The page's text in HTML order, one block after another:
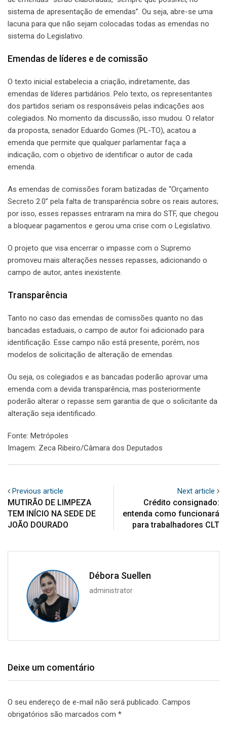
sistema de apresentação de emendas”. Ou seja, abre-se uma
lacuna para que não sejam colocadas todas as emendas no
sistema do Legislativo.
Emendas de líderes e de comissão
O texto inicial estabelecia a criação, indiretamente, das
emendas de líderes partidários. Pelo texto, os representantes
dos partidos seriam os responsáveis pelas indicações aos
colegiados. No momento da discussão, isso mudou. O relator
da proposta, senador Eduardo Gomes (PL-TO), acatou a
emenda que permite que qualquer parlamentar faça a
indicação, com o objetivo de identificar o autor de cada
emenda.
As emendas de comissões foram batizadas de “Orçamento
Secreto 2.0” pela falta de transparência sobre os reais autores;
por isso, esses repasses entraram na mira do STF, que chegou
a bloquear pagamentos e gerou uma crise com o Legislativo.
O projeto que visa encerrar o impasse com o Supremo
promoveu mais alterações nesses repasses, adicionando o
campo de autor, antes inexistente.
Transparência
Tanto no caso das emendas de comissões quanto no das
bancadas estaduais, o campo de autor foi adicionado para
identificação. Esse campo não está presente, porém, nos
modelos de solicitação de alteração de emendas.
Ou seja, os colegiados e as bancadas poderão aprovar uma
emenda com a devida transparência, mas posteriormente
poderão alterar o repasse sem garantia de que o solicitante da
alteração seja identificado.
Fonte: Metrópoles
Imagem: Zeca Ribeiro/Câmara dos Deputados
Previous article
MUTIRÃO DE LIMPEZA
TEM INÍCIO NA SEDE DE
JOÃO DOURADO
Next article
Crédito consignado:
entenda como funcionará
para trabalhadores CLT
Débora Suellen
administrator
Deixe um comentário
O seu endereço de e-mail não será publicado. Campos
obrigatórios são marcados com *